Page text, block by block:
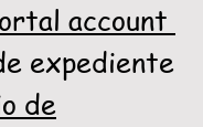
account
expediente
de